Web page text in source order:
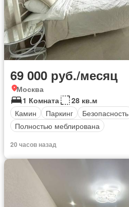
69 000 руб./месяц
Москва
1 Комната
28 кв.м
Камин
Паркинг Безопасность
Полностью меблирована
20 часов назад